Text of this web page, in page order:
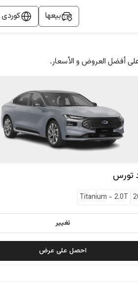
بيعها کوردی
أفضل العروض و الأسعار.
تورس
Titanium - 2.0T
تغيير
احصل على عرض